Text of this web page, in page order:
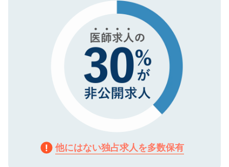
で、機密保持に関してもご安心ください。
他にはない独占求人を多数保有